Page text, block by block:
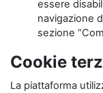
essere
navigazione
sezione
Cookie
La piattaforma